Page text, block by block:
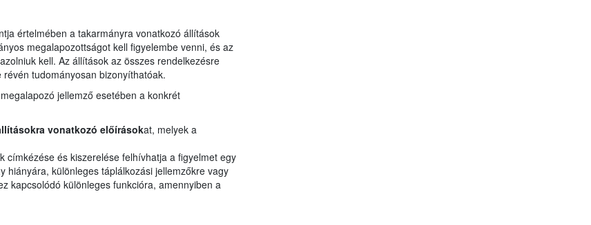
értelmében a takarmányra vonatkozó állítások
megalapozottságot kell figyelembe venni, és az
kell. Az állítások az összes rendelkezésre
tudományosan bizonyíthatóak.
jellemző esetében a konkrét
vonatkozó előírásokat, melyek a
és kiszerelése felhívhatja a figyelmet egy
hiányára, különleges táplálkozási jellemzőkre vagy
kapcsolódó különleges funkcióra, amennyiben a